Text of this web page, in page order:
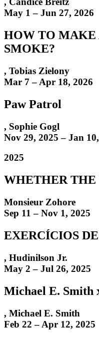
May 1 – Jun 27, 2026
HOW TO
SMOKE?
, Tobias Zielony
Mar 7 – Apr 18, 2026
Paw Patrol
, Sophie Gogl
Nov 29, 2025 – Jan
2025
WHETHER THE
Monsieur Zohore
Sep 11 – Nov 1, 2025
EXERCÍCIOS
, Hudinilson Jr.
May 2 – Jul 26, 2025
Michael E. Smith
, Michael E. Smith
Feb 22 – Apr 12, 2025